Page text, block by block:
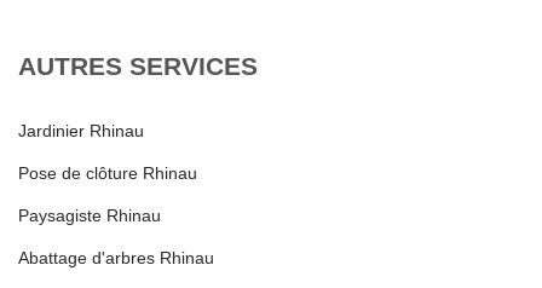
AUTRES SERVICES
Jardinier Rhinau
Pose de clôture Rhinau
Paysagiste Rhinau
Abattage d'arbres Rhinau